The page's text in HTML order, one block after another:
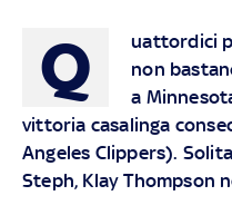
Q
uattordici
non
a
vittoria casalinga
Angeles Clippers).
Steph, Klay Thompson